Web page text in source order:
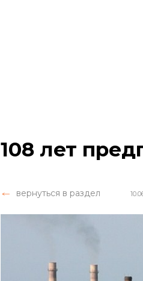
108 лет
вернуться в раздел